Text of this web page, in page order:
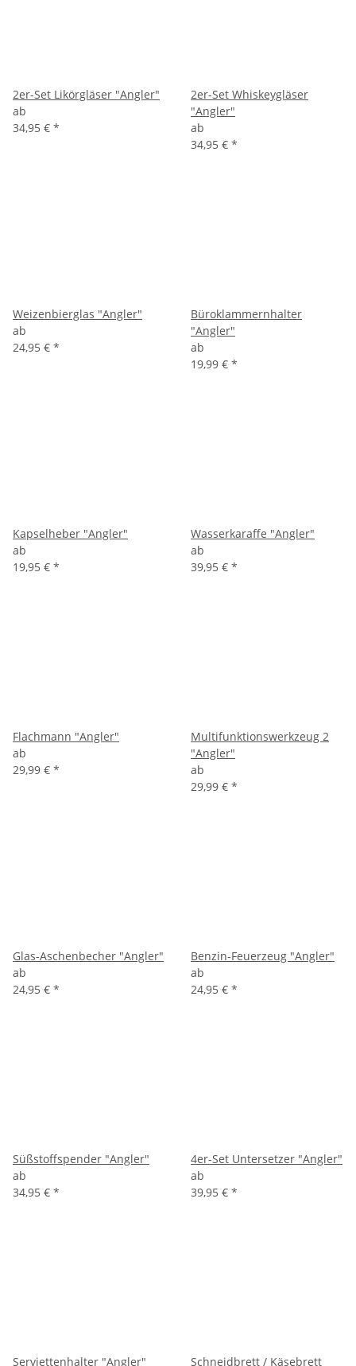
2er-Set Likörgläser "Angler"
ab
34,95 € *
2er-Set Whiskeygläser
"Angler"
ab
34,95 € *
Weizenbierglas "Angler"
ab
24,95 € *
Büroklammernhalter
"Angler"
ab
19,99 € *
Kapselheber "Angler"
ab
19,95 € *
Wasserkaraffe "Angler"
ab
39,95 € *
Flachmann "Angler"
ab
29,99 € *
Multifunktionswerkzeug 2
"Angler"
ab
29,99 € *
Glas-Aschenbecher "Angler"
ab
24,95 € *
Benzin-Feuerzeug "Angler"
ab
24,95 € *
Süßstoffspender "Angler"
ab
34,95 € *
4er-Set Untersetzer "Angler"
ab
39,95 € *
Serviettenhalter "Angler" Schneidbrett / Käsebrett